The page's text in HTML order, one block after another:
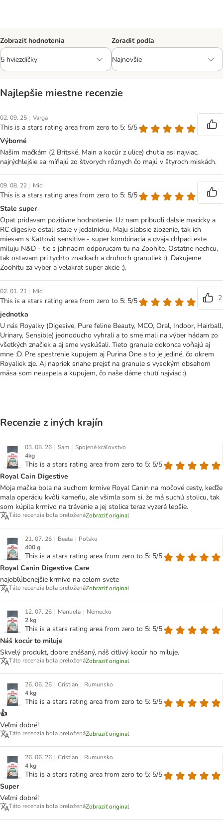
Zobraziť hodnotenia Zoradiť podľa
Najlepšie miestne recenzie
02. 09. 25 | Varga
This is a stars rating area from zero to 5: 5/5
Výborné
Našim mačkám (2 Britské, Main a kocúr z ulice) chutia asi najviac,
najrýchlejšie sa míňajú zo štvorych rôznych čo majú v štyroch miskách.
09. 08. 22 | Mici
This is a stars rating area from zero to 5: 5/5
Stale super
Opat pridavam pozitivne hodnotenie. Uz nam pribudli dalsie macicky a
RC digesive ostali stale v jedalnicku. Maju slabsie zlozenie, tak ich
miesam s Kattovit sensitive - super kombinacia a dvaja chlpaci este
miluju N&D - tie s jahnacim odporucam tu na Zoohite. Ostatne nechcu,
tak ostavam pri tychto znackach a druhoch granuliek :). Dakujeme
Zoohitu za vyber a velakrat super akcie ;).
02. 01. 21 | Mici
This is a stars rating area from zero to 5: 5/5
2
jednotka
U nás Royalky (Digesive, Pure feline Beauty, MCO, Oral, Indoor, Hairball,
Urinary, Sensible) jednoducho vyhrali a to sme mali na výber hádam zo
všetkých značiek a aj sme vyskúšali. Tieto granule dokonca voňajú aj
mne :D. Pre spestrenie kupujem aj Purina One a to je jediné, čo okrem
Royaliek zje. Aj napriek snahe prejsť na granule s vysokým obsahom
mäsa som neuspela a kupujem, čo naše dáme chutí najviac :).
Recenzie z iných krajín
03. 08. 26 | Sam | Spojené kráľovstvo
4kg
This is a stars rating area from zero to 5: 5/5
Royal Cain Digestive
Moja mačka bola na suchom krmive Royal Canin na močové cesty, keďže
mala operáciu kvôli kameňu, ale všimla som si, že má suchú stolicu, tak
som kúpila krmivo na trávenie a jej stolica teraz vyzerá lepšie.
Táto recenzia bola preloženáZobraziť original
21. 07. 26 | Beata | Poľsko
400 g
This is a stars rating area from zero to 5: 5/5
Royal Canin Digestive Care
najobľúbenejšie krmivo na celom svete
Táto recenzia bola preloženáZobraziť original
12. 07. 26 | Manuela | Nemecko
2 kg
This is a stars rating area from zero to 5: 5/5
Náš kocúr to miluje
Skvelý produkt, dobre znášaný, náš citlivý kocúr ho miluje.
Táto recenzia bola preloženáZobraziť original
26. 06. 26 | Cristian | Rumunsko
4 kg
This is a stars rating area from zero to 5: 5/5
👍
Veľmi dobré!
Táto recenzia bola preloženáZobraziť original
26. 06. 26 | Cristian | Rumunsko
4 kg
This is a stars rating area from zero to 5: 5/5
Super
Veľmi dobré!
Táto recenzia bola preloženáZobraziť original